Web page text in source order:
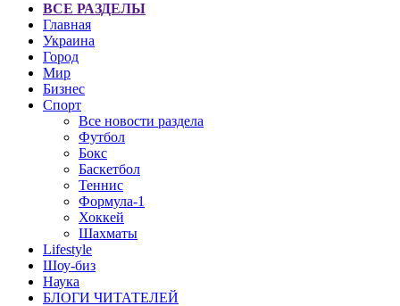
ВСЕ РАЗДЕЛЫ
Главная
Украина
Город
Мир
Бизнес
Спорт
Все новости раздела
Футбол
Бокс
Баскетбол
Теннис
Формула-1
Хоккей
Шахматы
Lifestyle
Шоу-биз
Наука
БЛОГИ ЧИТАТЕЛЕЙ